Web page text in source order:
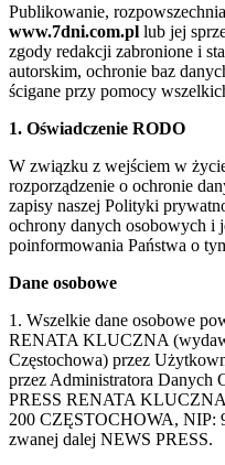
Publikowanie,
www.7dni.com.pl lub jej
zgody redakcji zabronione i
autorskim, ochronie baz
ścigane przy pomocy
1. Oświadczenie RODO
W związku z wejściem w
rozporządzenie o ochronie
zapisy naszej Polityki
ochrony danych osobowych i
poinformowania Państwa o
Dane osobowe
1. Wszelkie dane osobowe
RENATA KLUCZNA
Częstochowa) przez
przez Administratora Danych
PRESS RENATA
200 CZĘSTOCHOWA, NIP:
zwanej dalej NEWS PRESS.